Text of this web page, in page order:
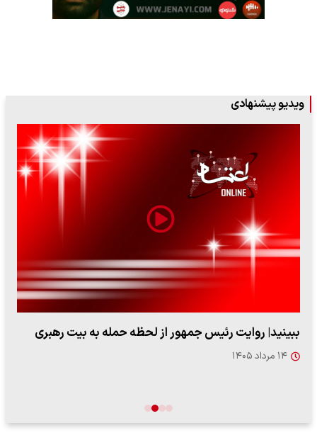
ویدیو پیشنهادی
ببینید| روایت رئیس جمهور از لحظه حمله به بیت رهبری
۱۴ مرداد ۱۴۰۵